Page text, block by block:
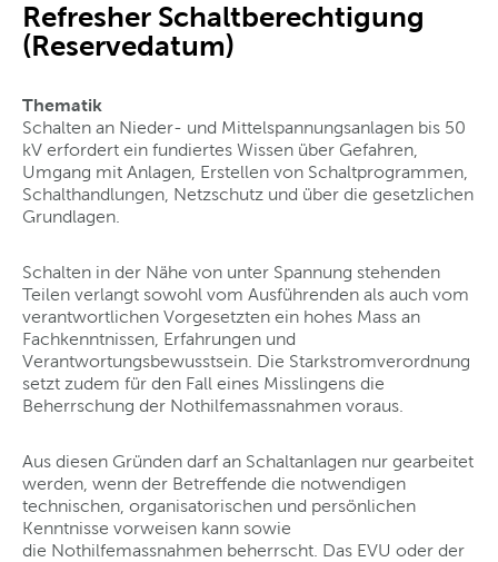
Refresher Schaltberechtigung
(Reservedatum)
Thematik
Schalten an Nieder- und Mittelspannungsanlagen bis 50
kV erfordert ein fundiertes Wissen über Gefahren,
Umgang mit Anlagen, Erstellen von Schaltprogrammen,
Schalthandlungen, Netzschutz und über die gesetzlichen
Grundlagen.
Schalten in der Nähe von unter Spannung stehenden
Teilen verlangt sowohl vom Ausführenden als auch vom
verantwortlichen Vorgesetzten ein hohes Mass an
Fachkenntnissen, Erfahrungen und
Verantwortungsbewusstsein. Die Starkstromverordnung
setzt zudem für den Fall eines Misslingens die
Beherrschung der Nothilfemassnahmen voraus.
Aus diesen Gründen darf an Schaltanlagen nur gearbeitet
werden, wenn der Betreffende die notwendigen
technischen, organisatorischen und persönlichen
Kenntnisse vorweisen kann sowie
die Nothilfemassnahmen beherrscht. Das EVU oder der